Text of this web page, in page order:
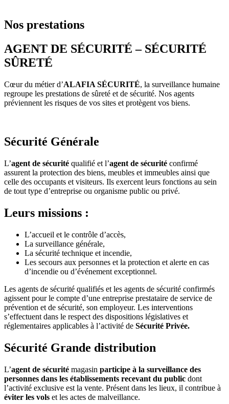
Nos prestations
AGENT DE SÉCURITÉ – SÉCURITÉ
SÛRETÉ
Cœur du métier d’ALAFIA SÉCURITÉ, la surveillance humaine
regroupe les prestations de sûreté et de sécurité. Nos agents
préviennent les risques de vos sites et protègent vos biens.
Sécurité Générale
L’agent de sécurité qualifié et l’agent de sécurité confirmé
assurent la protection des biens, meubles et immeubles ainsi que
celle des occupants et visiteurs. Ils exercent leurs fonctions au sein
de tout type d’entreprise ou organisme public ou privé.
Leurs missions :
L’accueil et le contrôle d’accès,
La surveillance générale,
La sécurité technique et incendie,
Les secours aux personnes et la protection et alerte en cas
d’incendie ou d’événement exceptionnel.
Les agents de sécurité qualifiés et les agents de sécurité confirmés
agissent pour le compte d’une entreprise prestataire de service de
prévention et de sécurité, son employeur. Les interventions
s’effectuent dans le respect des dispositions législatives et
réglementaires applicables à l’activité de Sécurité Privée.
Sécurité Grande distribution
L’agent de sécurité magasin participe à la surveillance des
personnes dans les établissements recevant du public dont
l’activité exclusive est la vente. Présent dans les lieux, il contribue à
éviter les vols et les actes de malveillance.